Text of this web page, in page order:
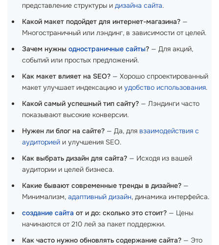
представление структуры и дизайна сайта.
Какой макет подойдет для интернет-магазина? —
Многостраничный или лэндинг, в зависимости от целей.
Зачем нужны одностраничные сайты? — Для акций,
событий или простых предложений.
Как макет влияет на SEO? — Хорошо спроектированный
макет улучшает индексацию и удобство использования.
Какой самый успешный тип сайту? — Лэндинги часто
показывают высокие конверсии.
Нужен ли блог на сайте? — Да, для взаимодействия с
аудиторией и улучшения SEO.
Как выбрать дизайн для сайта? — Исходя из вашей
аудитории и целей бизнеса.
Какие бывают современные тренды в дизайне? —
Минимализм, адаптивный дизайн, динамика интерфейса.
создание сайта от и до: сколько это стоит? — Цены
начинаются от 210 лей за пакет поддержки.
Как часто нужно обновлять содержание сайта? — Это